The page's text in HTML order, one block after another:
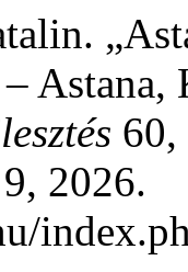
Astana,
2026.